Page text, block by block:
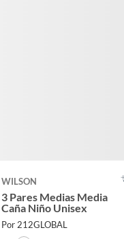
WILSON
3 Pares Medias Media
Caña Niño Unisex
Por 212GLOBAL